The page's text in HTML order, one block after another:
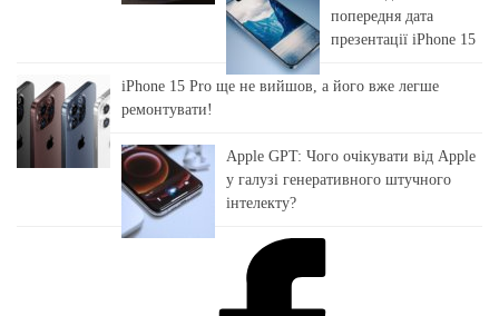
попередня дата
презентації iPhone 15
iPhone 15 Pro ще не вийшов, а його вже легше
ремонтувати!
Apple GPT: Чого очікувати від Apple
у галузі генеративного штучного
інтелекту?